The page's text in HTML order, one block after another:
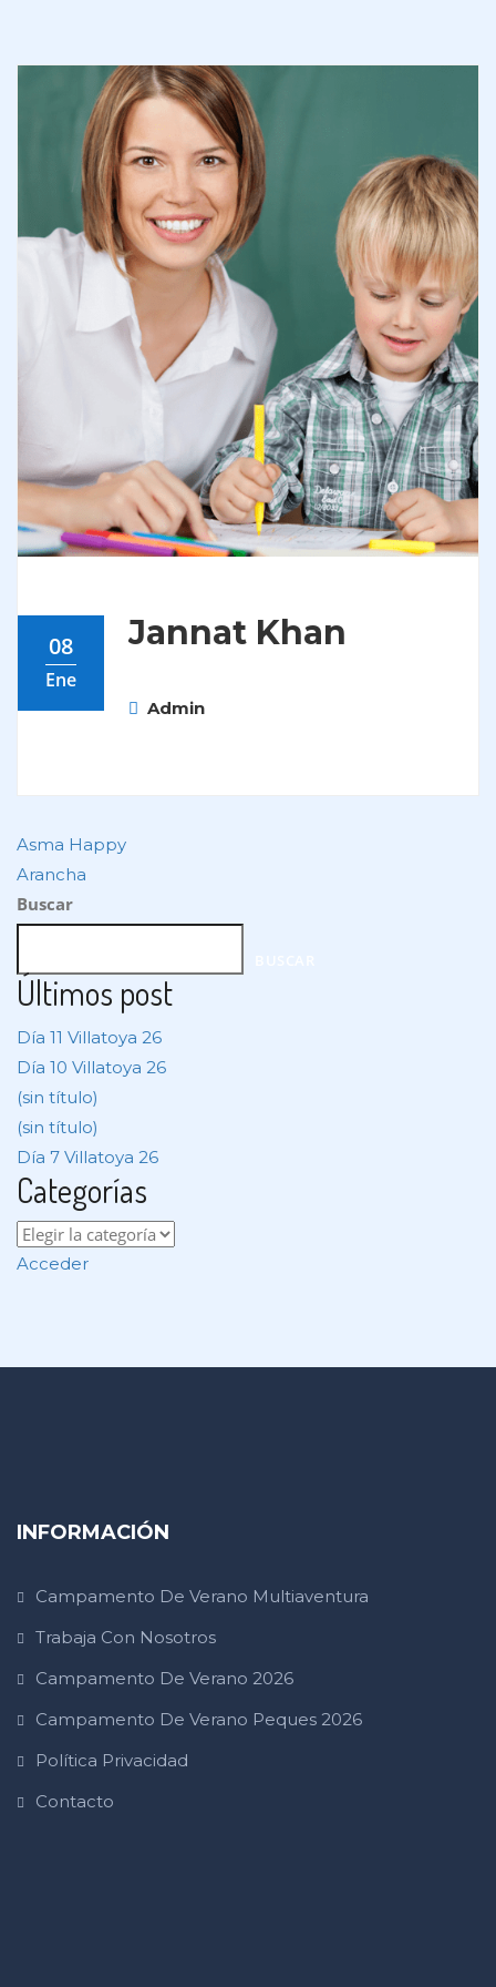
08
Ene
Jannat Khan
Admin
Asma Happy
Arancha
Buscar
Últimos post
Día 11 Villatoya 26
Día 10 Villatoya 26
(sin título)
(sin título)
Día 7 Villatoya 26
Categorías
Acceder
INFORMACIÓN
Campamento De Verano Multiaventura
Trabaja Con Nosotros
Campamento De Verano 2026
Campamento De Verano Peques 2026
Política Privacidad
Contacto